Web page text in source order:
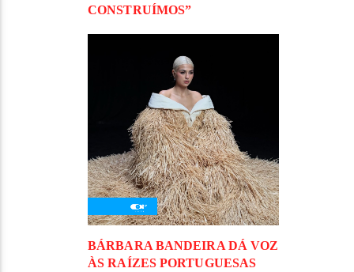
CONSTRUÍMOS”
BÁRBARA BANDEIRA DÁ VOZ
ÀS RAÍZES PORTUGUESAS